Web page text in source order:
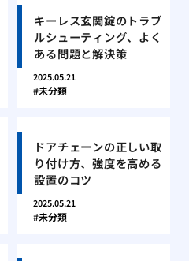
キーレス玄関錠のトラブ
ルシューティング、よく
ある問題と解決策
2025.05.21
未分類
ドアチェーンの正しい取
り付け方、強度を高める
設置のコツ
2025.05.21
未分類